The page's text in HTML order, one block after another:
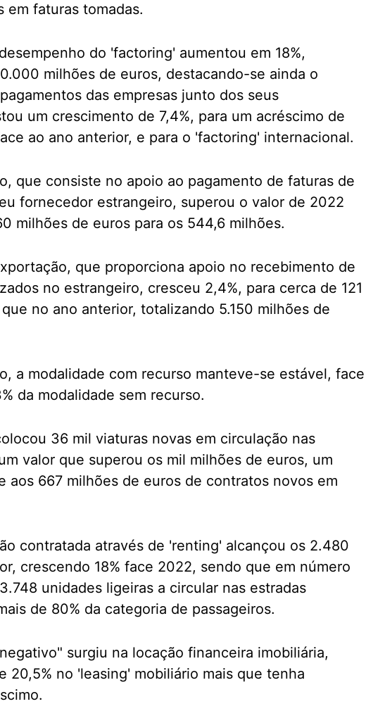
faturas tomadas.
do 'factoring' aumentou em 18%,
milhões de euros, destacando-se ainda o
das empresas junto dos seus
um crescimento de 7,4%, para um acréscimo de
ao ano anterior, e para o 'factoring' internacional.
que consiste no apoio ao pagamento de faturas de
fornecedor estrangeiro, superou o valor de 2022
milhões de euros para os 544,6 milhões.
que proporciona apoio no recebimento de
no estrangeiro, cresceu 2,4%, para cerca de 121
no ano anterior, totalizando 5.150 milhões de
a modalidade com recurso manteve-se estável, face
da modalidade sem recurso.
36 mil viaturas novas em circulação nas
valor que superou os mil milhões de euros, um
aos 667 milhões de euros de contratos novos em
contratada através de 'renting' alcançou os 2.480
crescendo 18% face 2022, sendo que em número
unidades ligeiras a circular nas estradas
de 80% da categoria de passageiros.
surgiu na locação financeira imobiliária,
20,5% no 'leasing' mobiliário mais que tenha